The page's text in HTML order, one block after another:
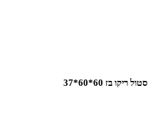
סטול ריקו בז 60*60*37